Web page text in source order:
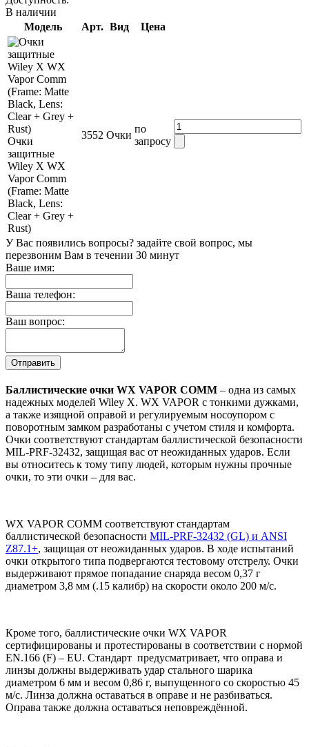
В наличии
Модель
Арт. Вид Цена
Очки
защитные
Wiley X WX
Vapor Comm
(Frame: Matte
Black, Lens:
Clear + Grey +
Rust)
3552 Очки
по
запросу
У Вас появились вопросы? задайте свой вопрос, мы
перезвоним Вам в течении 30 минут
Ваше имя:
Ваша телефон:
Ваш вопрос:
Баллистические очки WX VAPOR COMM – одна из самых
надежных моделей Wiley X. WX VAPOR с тонкими дужками,
а также изящной оправой и регулируемым носоупором с
поворотным замком разработаны с учетом стиля и комфорта.
Очки соответствуют стандартам баллистической безопасности
MIL-PRF-32432, защищая вас от неожиданных ударов. Если
вы относитесь к тому типу людей, которым нужны прочные
очки, то эти очки – для вас.
WX VAPOR COMM соответствуют стандартам
баллистической безопасности MIL-PRF-32432 (GL) и ANSI
Z87.1+, защищая от неожиданных ударов. В ходе испытаний
очки открытого типа подвергаются тестовому отстрелу. Очки
выдерживают прямое попадание снаряда весом 0,37 г
диаметром 3,8 мм (.15 калибр) на скорости около 200 м/с.
Кроме того, баллистические очки WX VAPOR
сертифицированы и протестированы в соответствии с нормой
EN.166 (F) – EU. Стандарт предусматривает, что оправа и
линзы должны выдерживать удар стального шарика
диаметром 6 мм и весом 0,86 г, выпущенного со скоростью 45
м/с. Линза должна оставаться в оправе и не разбиваться.
Оправа также должна оставаться неповреждённой.